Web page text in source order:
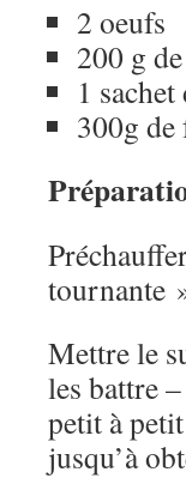
2 oeufs
200 g
1
300g
tournante
Mettre le
les battre
petit à
jusqu’à